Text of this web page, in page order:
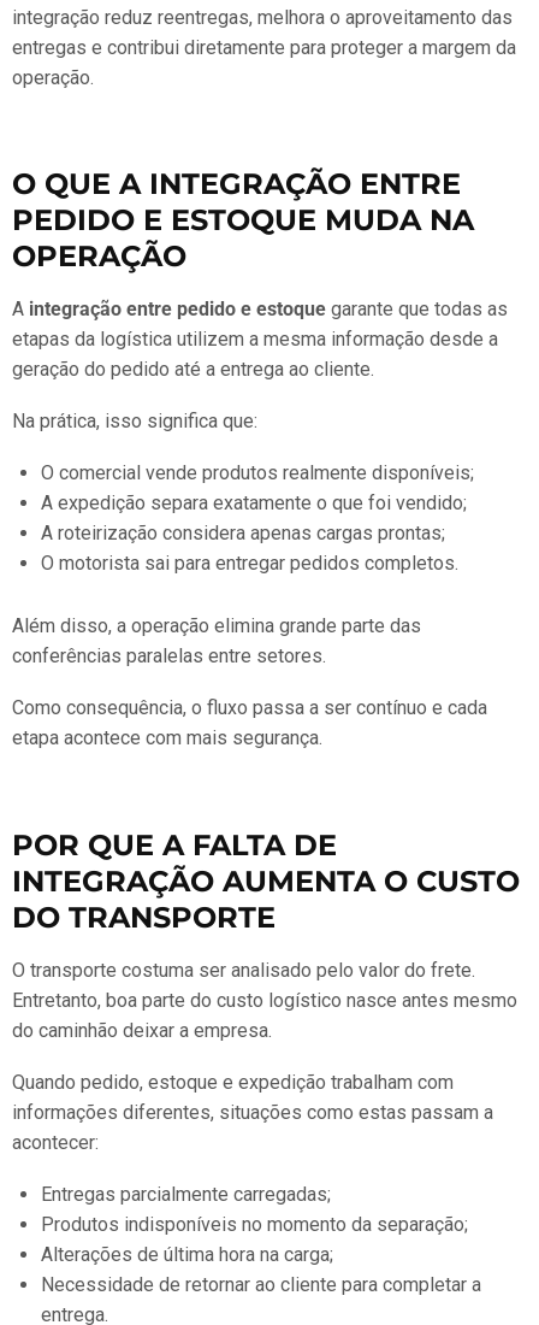
integração reduz reentregas, melhora o aproveitamento das
entregas e contribui diretamente para proteger a margem da
operação.
O QUE A INTEGRAÇÃO ENTRE
PEDIDO E ESTOQUE MUDA NA
OPERAÇÃO
A integração entre pedido e estoque garante que todas as
etapas da logística utilizem a mesma informação desde a
geração do pedido até a entrega ao cliente.
Na prática, isso significa que:
O comercial vende produtos realmente disponíveis;
A expedição separa exatamente o que foi vendido;
A roteirização considera apenas cargas prontas;
O motorista sai para entregar pedidos completos.
Além disso, a operação elimina grande parte das
conferências paralelas entre setores.
Como consequência, o fluxo passa a ser contínuo e cada
etapa acontece com mais segurança.
POR QUE A FALTA DE
INTEGRAÇÃO AUMENTA O CUSTO
DO TRANSPORTE
O transporte costuma ser analisado pelo valor do frete.
Entretanto, boa parte do custo logístico nasce antes mesmo
do caminhão deixar a empresa.
Quando pedido, estoque e expedição trabalham com
informações diferentes, situações como estas passam a
acontecer:
Entregas parcialmente carregadas;
Produtos indisponíveis no momento da separação;
Alterações de última hora na carga;
Necessidade de retornar ao cliente para completar a
entrega.